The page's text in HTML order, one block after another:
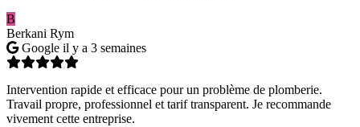
B
Berkani Rym
Google il y a 3 semaines
Intervention rapide et efficace pour un problème de plomberie.
Travail propre, professionnel et tarif transparent. Je recommande
vivement cette entreprise.